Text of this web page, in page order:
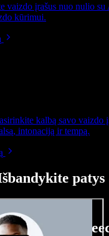
vaizdo įrašus nuo nulio su
kūrimui.
kalbą savo vaizdo
intonaciją ir tempą.
patys
nuveikti su